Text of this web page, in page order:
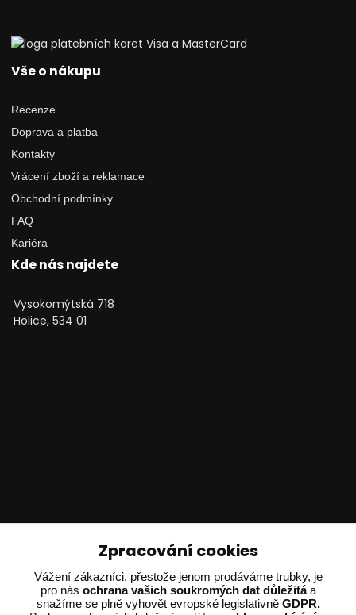
Vše o nákupu
Recenze
Doprava a platba
Kontakty
Vrácení zboží a reklamace
Obchodní podmínky
FAQ
Kariéra
Kde nás najdete
Vysokomýtská 718
Holice, 534 01
Ing. Adam Dvořák
+420 602 234 254
(Po-Pá 8:00 - 15:00)
Zpracování cookies
Vážení zákazníci, přestože jenom prodáváme trubky, je
pro nás ochrana vašich soukromých dat důležitáa
snažíme se plně vyhovět evropské legislativně GDPR.